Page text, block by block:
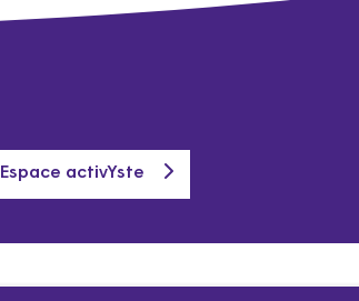
Espace activYste